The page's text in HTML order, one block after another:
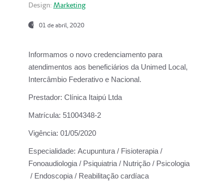
Design: Marketing
01 de abril, 2020
Informamos o novo credenciamento para
atendimentos aos beneficiários da Unimed Local,
Intercâmbio Federativo e Nacional.
Prestador: Clínica Itaipú Ltda
Matrícula: 51004348-2
Vigência: 01/05/2020
Especialidade: Acupuntura / Fisioterapia /
Fonoaudiologia / Psiquiatria / Nutrição / Psicologia
/ Endoscopia / Reabilitação cardíaca